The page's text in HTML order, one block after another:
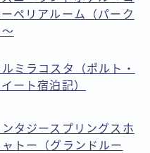
ペリアルーム（パーク
ミラコスタ（ポルト・
ート宿泊記）
タジースプリングスホ
トー（グランドルー